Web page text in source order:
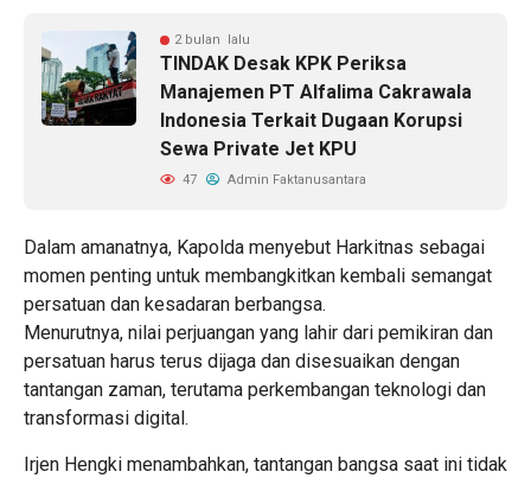
2 bulan lalu
TINDAK Desak KPK Periksa
Manajemen PT Alfalima Cakrawala
Indonesia Terkait Dugaan Korupsi
Sewa Private Jet KPU
47 Admin Faktanusantara
Dalam amanatnya, Kapolda menyebut Harkitnas sebagai
momen penting untuk membangkitkan kembali semangat
persatuan dan kesadaran berbangsa.
Menurutnya, nilai perjuangan yang lahir dari pemikiran dan
persatuan harus terus dijaga dan disesuaikan dengan
tantangan zaman, terutama perkembangan teknologi dan
transformasi digital.
Irjen Hengki menambahkan, tantangan bangsa saat ini tidak